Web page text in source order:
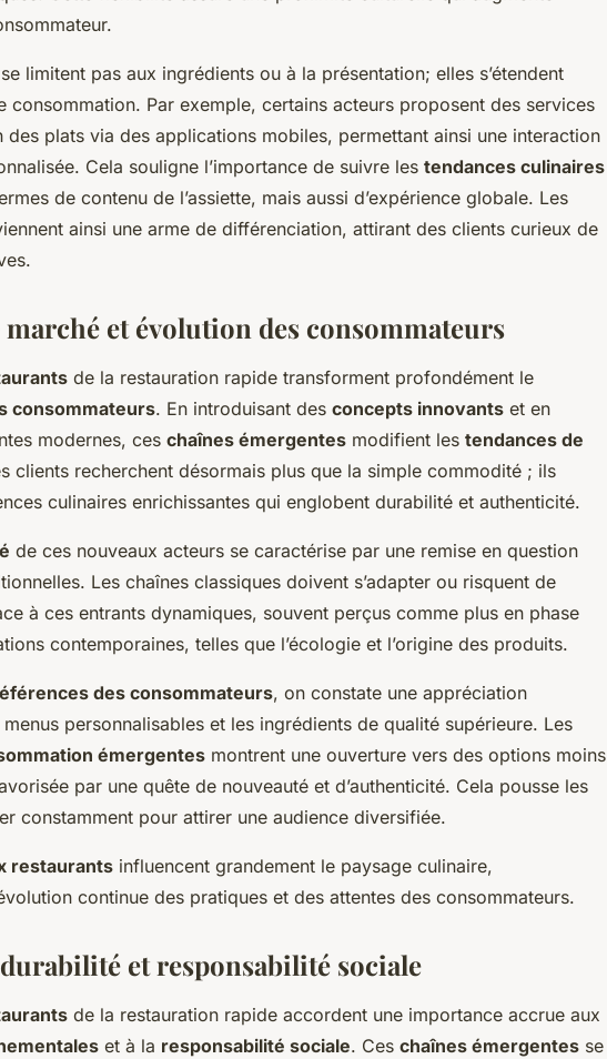
limitent pas aux ingrédients ou à la présentation; elles s’étendent
consommation. Par exemple, certains acteurs proposent des services
des plats via des applications mobiles, permettant ainsi une interaction
Cela souligne l’importance de suivre les tendances culinaires
de contenu de l’assiette, mais aussi d’expérience globale. Les
ainsi une arme de différenciation, attirant des clients curieux de
et évolution des consommateurs
de la restauration rapide transforment profondément le
consommateurs. En introduisant des concepts innovants et en
modernes, ces chaînes émergentes modifient les tendances de
clients recherchent désormais plus que la simple commodité ; ils
culinaires enrichissantes qui englobent durabilité et authenticité.
de ces nouveaux acteurs se caractérise par une remise en question
Les chaînes classiques doivent s’adapter ou risquent de
à ces entrants dynamiques, souvent perçus comme plus en phase
contemporaines, telles que l’écologie et l’origine des produits.
des consommateurs, on constate une appréciation
personnalisables et les ingrédients de qualité supérieure. Les
émergentes montrent une ouverture vers des options moins
par une quête de nouveauté et d’authenticité. Cela pousse les
constamment pour attirer une audience diversifiée.
restaurants influencent grandement le paysage culinaire,
continue des pratiques et des attentes des consommateurs.
et responsabilité sociale
de la restauration rapide accordent une importance accrue aux
et à la responsabilité sociale. Ces chaînes émergentes se